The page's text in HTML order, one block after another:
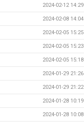
2024-02-12 14:29
2024-02-08 14:04
2024-02-05 15:25
2024-02-05 15:23
2024-02-05 15:18
2024-01-29 21:26
2024-01-29 21:22
2024-01-28 10:19
2024-01-28 10:08